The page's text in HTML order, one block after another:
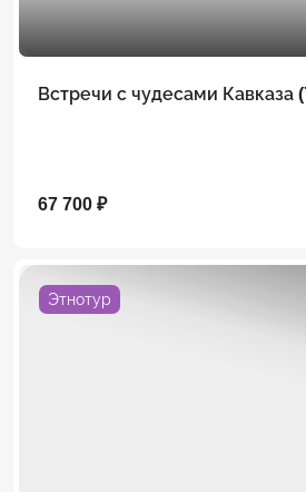
Встречи с чудесами Кавказа
67 700 ₽
Этнотур